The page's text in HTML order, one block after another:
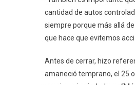
cantidad de autos
siempre porque más allá
que hace que evitemos
Antes de cerrar, hizo
amaneció temprano, el 25